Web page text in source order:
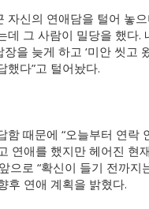
자신의 연애담을 털어 놓
데 그 사람이 밀당을 했다.
을 늦게 하고 ‘미안 씻고
했다”고 털어놨다.
함 때문에 “오늘부터 연락
연애를 했지만 헤어진 현
으로 “확신이 들기 전까지
후 연애 계획을 밝혔다.